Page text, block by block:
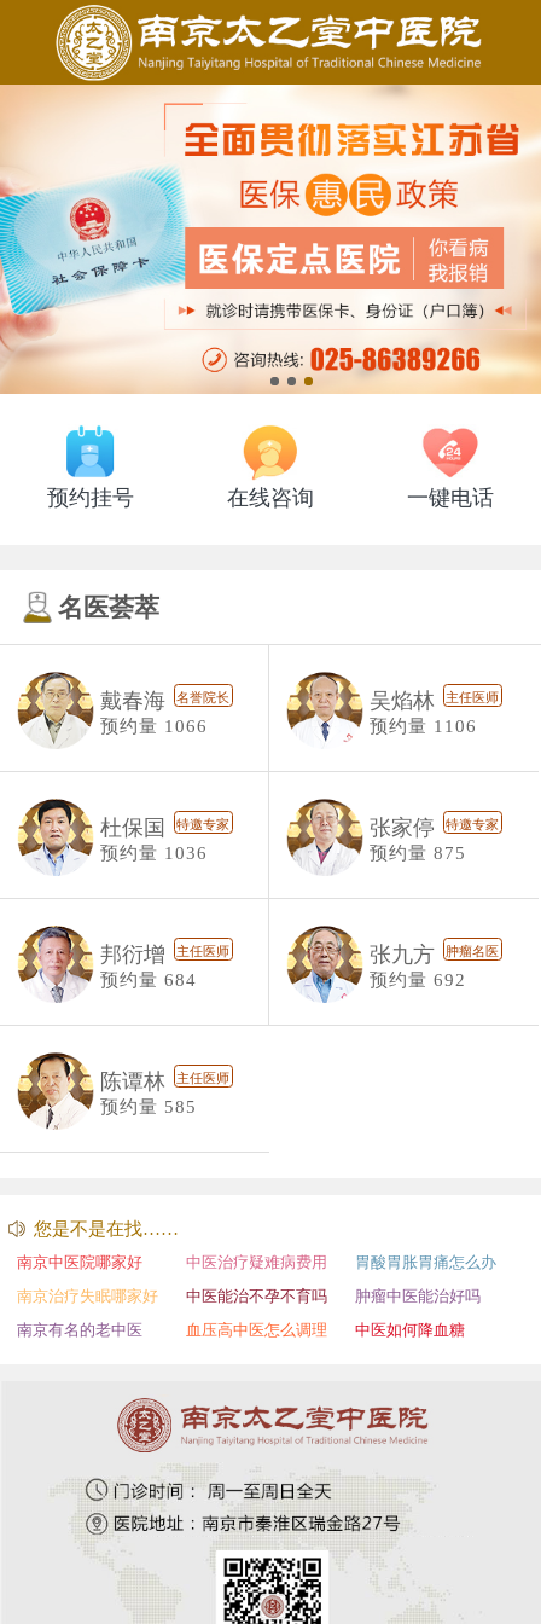
预约挂号 在线咨询 一键电话
名医荟萃
戴春海 名誉院长
预约量 1066
吴焰林 主任医师
预约量 1106
杜保国 特邀专家
预约量 1036
张家停 特邀专家
预约量 875
邦衍增 主任医师
预约量 684
张九方 肿瘤名医
预约量 692
陈谭林 主任医师
预约量 585
您是不是在找……
南京中医院哪家好 中医治疗疑难病费用
胃酸胃胀胃痛怎么办
南京治疗失眠哪家好
中医能治不孕不育吗
肿瘤中医能治好吗
南京有名的老中医
血压高中医怎么调理 中医如何降血糖